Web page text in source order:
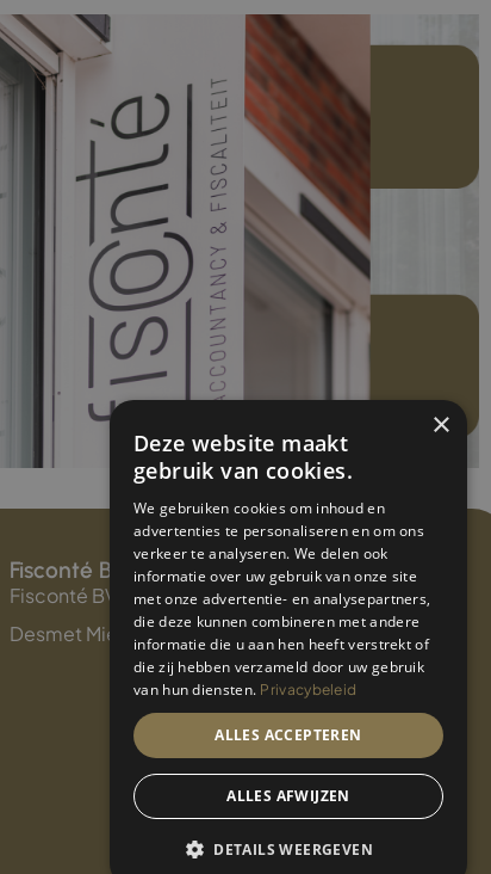
Fisconté BV
Fisconté BV is lid van ITAA nr.: 50.453.841
Desmet Mieke is lid van ITAA nr.: 10.424.567
×
Deze website maakt
gebruik van cookies.
We gebruiken cookies om inhoud en
advertenties te personaliseren en om ons
verkeer te analyseren. We delen ook
informatie over uw gebruik van onze site
met onze advertentie- en analysepartners,
die deze kunnen combineren met andere
informatie die u aan hen heeft verstrekt of
die zij hebben verzameld door uw gebruik
van hun diensten. Privacybeleid
ALLES ACCEPTEREN
ALLES AFWIJZEN
DETAILS WEERGEVEN